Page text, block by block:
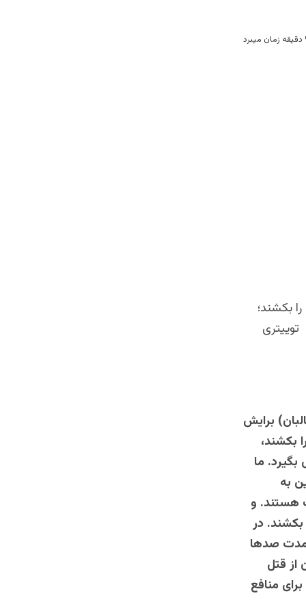
بکشند؛
روز 9 سرطان 1399 در حساب توییتری
برایش
بکشند،
ما
به
هستند. و
در
مدت صدها
از قتل
منافع